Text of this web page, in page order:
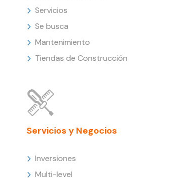
Servicios
Se busca
Mantenimiento
Tiendas de Construcción
Servicios y Negocios
Inversiones
Multi-level